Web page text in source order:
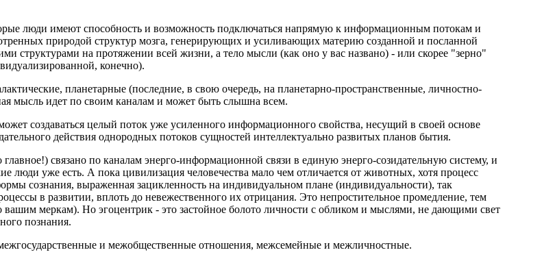
люди имеют способность и возможность подключаться напрямую к информационным потокам и
природой структур мозга, генерирующих и усиливающих материю созданной и посланной
структурами на протяжении всей жизни, а тело мысли (как оно у вас названо) - или скорее "зерно"
конечно).
планетарные (последние, в свою очередь, на планетарно-пространственные, личностно-
мысль идет по своим каналам и может быть слышна всем.
создаваться целый поток уже усиленного информационного свойства, несущий в своей основе
действия однородных потоков сущностей интеллектуально развитых планов бытия.
связано по каналам энерго-информационной связи в единую энерго-созидательную систему, и
уже есть. А пока цивилизация человечества мало чем отличается от животных, хотя процесс
сознания, выраженная зацикленность на индивидуальном плане (индивидуальности), так
в развитии, вплоть до невежественного их отрицания. Это непростительное промедление, тем
вашим меркам). Но эгоцентрик - это застойное болото личности с обликом и мыслями, не дающими свет
познания.
и межобщественные отношения, межсемейные и межличностные.